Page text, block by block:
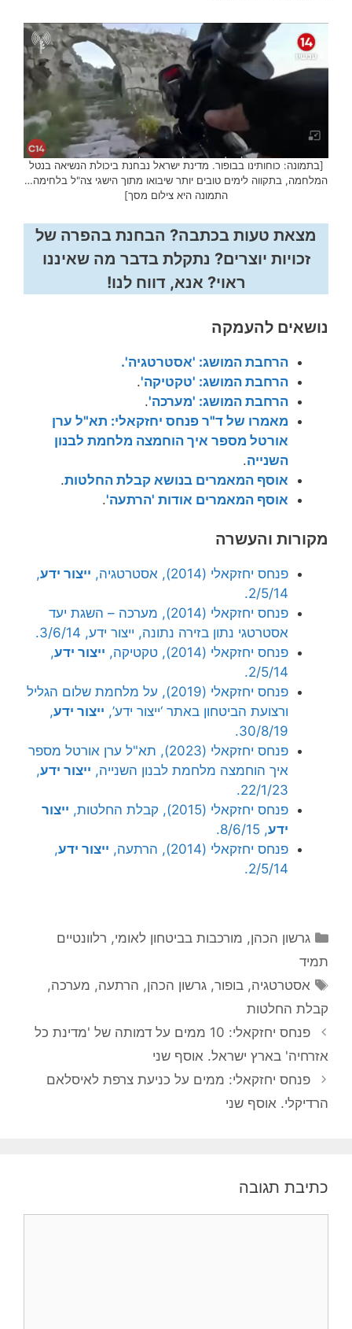
[בתמונה: כוחותינו בבופור. מדינת ישראל נבחנת ביכולת הנשיאה בנטל
המלחמה, בתקווה לימים טובים יותר שיבואו מתוך הישגי צה"ל בלחימה…
התמונה היא צילום מסך]
מצאת טעות בכתבה? הבחנת בהפרה של
זכויות יוצרים? נתקלת בדבר מה שאיננו
ראוי? אנא, דווח לנו!
נושאים להעמקה
הרחבת המושג: 'אסטרטגיה'.
הרחבת המושג: 'טקטיקה'.
הרחבת המושג: 'מערכה'.
מאמרו של ד"ר פנחס יחזקאלי: תא"ל ערן
אורטל מספר איך הוחמצה מלחמת לבנון
השנייה.
אוסף המאמרים בנושא קבלת החלטות.
אוסף המאמרים אודות 'הרתעה'.
מקורות והעשרה
פנחס יחזקאלי (2014), אסטרטגיה, ייצור ידע,
2/5/14.
פנחס יחזקאלי (2014), מערכה – השגת יעד
אסטרטגי נתון בזירה נתונה, ייצור ידע, 3/6/14.
פנחס יחזקאלי (2014), טקטיקה,
ייצור ידע,
2/5/14.
פנחס יחזקאלי (2019), על מלחמת שלום הגליל
ורצועת הביטחון באתר ‘ייצור ידע’, ייצור ידע,
30/8/19.
פנחס יחזקאלי (2023), תא"ל ערן אורטל מספר
איך הוחמצה מלחמת לבנון השנייה, ייצור ידע,
22/1/23.
פנחס יחזקאלי (2015), קבלת החלטות,
ייצור
ידע, 8/6/15.
פנחס יחזקאלי (2014), הרתעה,
ייצור ידע,
2/5/14.
קטגוריות
גרשון הכהן, מורכבות בביטחון לאומי, רלוונטיים
תמיד
תגיות
אסטרטגיה,בופור,גרשון הכהן, הרתעה, מערכה,
קבלת החלטות
פנחס יחזקאלי: 10 ממים על דמותה של 'מדינת כל
אזרחיה' בארץ ישראל. אוסף שני
פנחס יחזקאלי: ממים על כניעת צרפת לאיסלאם
הרדיקלי. אוסף שני
כתיבת תגובה